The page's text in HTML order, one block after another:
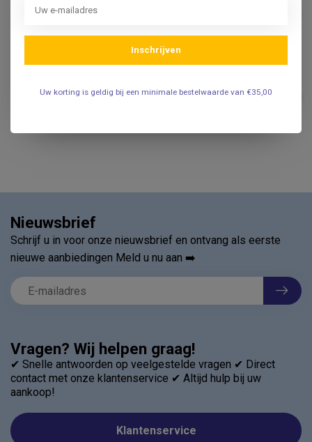
Saehan Saehan goniometer
.
Saehan Saehan goniometer 20
€9,95
Vragen? Wij helpen graag!
✔ Snelle antwoorden op veelgestelde vragen ✔ Direct
contact met onze klantenservice ✔ Altijd hulp bij uw
aankoop!
Klantenservice
Nieuwsbrief
Schrijf u in voor onze nieuwsbrief en ontvang als eerste
nieuwe aanbiedingen Meld u nu aan ➡️
Inschrijven
Uw korting is geldig bij een minimale bestelwaarde van €35,00